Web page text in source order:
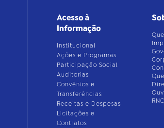
Acesso à
Informação
Institucional
Ações e Programas
Participação Social
Auditorias
Convênios e
Transferências
Receitas e Despesas
Licitações e
Contratos